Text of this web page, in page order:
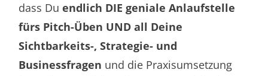
dass Duendlich DIE geniale Anlaufstelle
fürs Pitch-Üben UND all Deine
Sichtbarkeits-, Strategie- und
Businessfragen und die Praxisumsetzung